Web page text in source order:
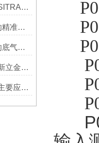
西门子电磁流量计变送器SITRANS FMT020的功能
7MH4138-6AA00-0BA0的精准从何而来？关键组成部分，藏着答案！
7MH4138-6AA00-0BA0的底气：这些核心功能，让精准称重不再是难题
西门子皮带秤在山东黄金新立金矿的成功应用
以下是微波雷达物位计的主要应用领域及具体场景分析